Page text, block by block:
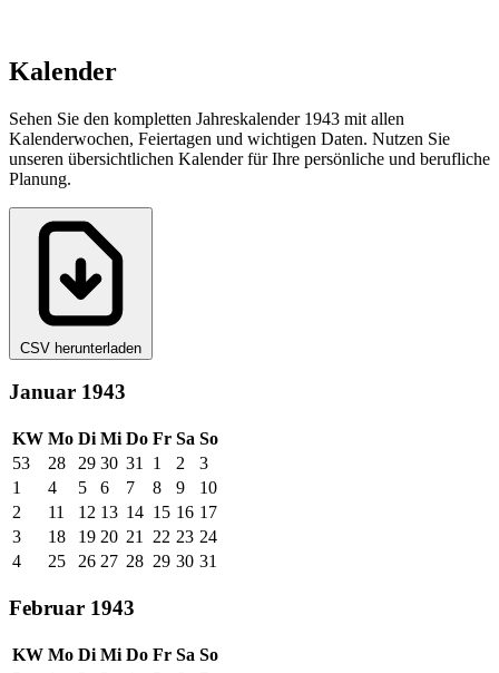
Kalender
Sehen Sie den kompletten Jahreskalender 1943 mit allen
Kalenderwochen, Feiertagen und wichtigen Daten. Nutzen Sie
unseren übersichtlichen Kalender für Ihre persönliche und berufliche
Planung.
CSV herunterladen
Januar 1943
KW Mo Di Mi Do Fr Sa So
53
28 29 30 31 1 2
3
1
4 5 6 7 8 9
10
2
11 12 13 14 15 16 17
3
18 19 20 21 22 23 24
4
25 26 27 28 29 30 31
Februar 1943
KW Mo Di Mi Do Fr Sa So